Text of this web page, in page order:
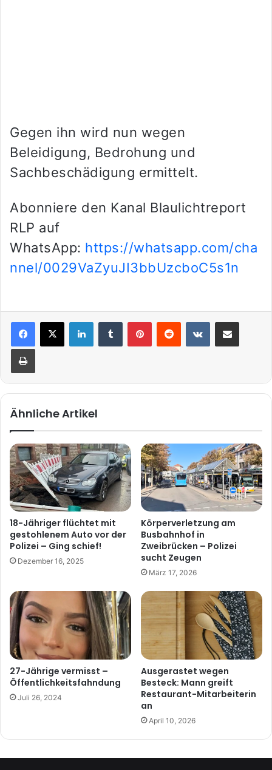
Gegen ihn wird nun wegen
Beleidigung, Bedrohung und
Sachbeschädigung ermittelt.
Abonniere den Kanal Blaulichtreport
RLP auf
WhatsApp: https://whatsapp.com/cha
nnel/0029VaZyuJI3bbUzcboC5s1n
LinkedInTumblr PinterestReddit VKontakteTeile per E-Mail
Drucken
Ähnliche Artikel
18-Jähriger flüchtet mit
gestohlenem Auto vor der
Polizei – Ging schief!
Dezember 16, 2025
Körperverletzung am
Busbahnhof in
Zweibrücken – Polizei
sucht Zeugen
März 17, 2026
27-Jährige vermisst –
Öffentlichkeitsfahndung
Juli 26, 2024
Ausgerastet wegen
Besteck: Mann greift
Restaurant-Mitarbeiterin
an
April 10, 2026